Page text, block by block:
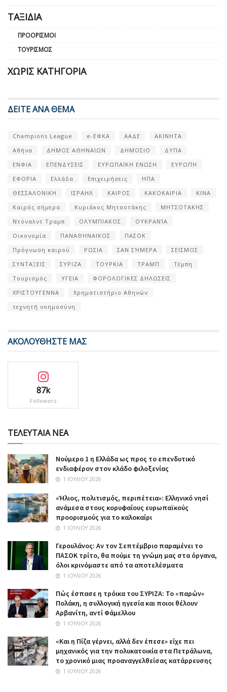
ΤΑΞΊΔΙΑ
ΠΡΟΟΡΙΣΜΟΊ
ΤΟΥΡΙΣΜΌΣ
ΧΩΡΊΣ ΚΑΤΗΓΟΡΊΑ
ΔΕΙΤΕ ΑΝΑ ΘΕΜΑ
Champions League e-ΕΦΚΑ ΑΑΔΕ
ΑΚΙΝΗΤΑ
Αθήνα
ΔΗΜΟΣ ΑΘΗΝΑΙΩΝ ΔΗΜΟΣΙΟ
ΔΥΠΑ
ΕΝΦΙΑ
ΕΠΕΝΔΥΣΕΙΣ ΕΥΡΩΠΑΪΚΗ ΕΝΩΣΗ
ΕΥΡΩΠΗ
ΕΦΟΡΙΑ
Ελλάδα Επιχειρήσεις
ΗΠΑ
ΘΕΣΣΑΛΟΝΙΚΗ
ΙΣΡΑΗΛ ΚΑΙΡΟΣ ΚΑΚΟΚΑΙΡΙΑ
ΚΙΝΑ
Καιρός σήμερα
Κυριάκος Μητσοτάκης
ΜΗΤΣΟΤΑΚΗΣ
Ντόναλντ Τραμπ
ΟΛΥΜΠΙΑΚΟΣ
ΟΥΚΡΑΝΊΑ
Οικονομία
ΠΑΝΑΘΗΝΑΙΚΟΣ
ΠΑΣΟΚ
Πρόγνωση καιρού
ΡΩΣΙΑ ΣΑΝ ΣΉΜΕΡΑ
ΣΕΙΣΜΟΣ
ΣΥΝΤΑΞΕΙΣ
ΣΥΡΙΖΑ ΤΟΥΡΚΙΑ ΤΡΑΜΠ
Τέμπη
Τουρισμός
ΥΓΕΙΑ
ΦΟΡΟΛΟΓΙΚΕΣ ΔΗΛΩΣΕΙΣ
ΧΡΙΣΤΟΥΓΕΝΝΑ
Χρηματιστήριο Αθηνών
τεχνητή νοημοσύνη
ΑΚΟΛΟΥΘΗΣΤΕ ΜΑΣ
87k
Followers
ΤΕΛΕΥΤΑΙΑ ΝΕΑ
Nούμερο 1 η Ελλάδα ως προς το επενδυτικό
ενδιαφέρον στον κλάδο φιλοξενίας
1 ΙΟΥΛΊΟΥ 2026
«Ήλιος, πολιτισμός, περιπέτεια»: Ελληνικό νησί
ανάμεσα στους κορυφαίους ευρωπαϊκούς
προορισμούς για το καλοκαίρι
1 ΙΟΥΛΊΟΥ 2026
Γερουλάνος: Αν τον Σεπτέμβριο παραμένει το
ΠΑΣΟΚ τρίτο, θα πούμε τη γνώμη μας στα όργανα,
όλοι κρινόμαστε από τα αποτελέσματα
1 ΙΟΥΛΊΟΥ 2026
Πώς έσπασε η τρόικα του ΣΥΡΙΖΑ: Το «παρών»
Πολάκη, η συλλογική ηγεσία και ποιοι θέλουν
Αρβανίτη, αντί Φάμελλου
1 ΙΟΥΛΊΟΥ 2026
«Και η Πίζα γέρνει, αλλά δεν έπεσε» είχε πει
μηχανικός για την πολυκατοικία στα Πετράλωνα,
το χρονικό μιας προαναγγελθείσας κατάρρευσης
1 ΙΟΥΛΊΟΥ 2026